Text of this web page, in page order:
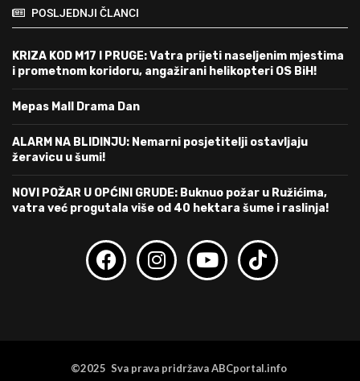
POSLJEDNJI ČLANCI
KRIZA KOD M17 I PRUGE: Vatra prijeti naseljenim mjestima
i prometnom koridoru, angažirani helikopteri OS BiH!
Mepas Mall Drama Dan
ALARM NA BLIDINJU: Nemarni posjetitelji ostavljaju
žeravicu u šumi!
NOVI POŽAR U OPĆINI GRUDE: Buknuo požar u Ružićima,
vatra već progutala više od 40 hektara šume i raslinja!
©2025 Sva prava pridržava ABCportal.info